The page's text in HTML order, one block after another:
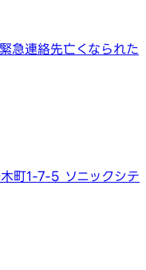
急連絡先亡くなられた
町1-7-5 ソニックシテ